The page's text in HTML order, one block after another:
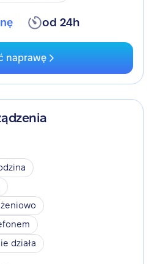
od 24h
naprawę
działa